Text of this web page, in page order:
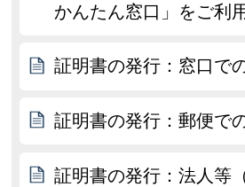
かんたん窓口」をご利
証明書の発行：窓口で
証明書の発行：郵便で
証明書の発行：法人等